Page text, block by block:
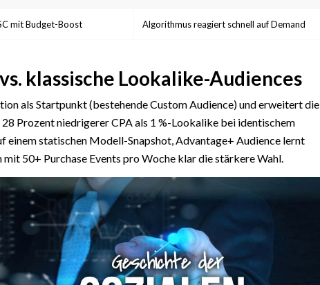
mit Budget-Boost Algorithmus reagiert schnell auf Demand
klassische Lookalike-Audiences
als Startpunkt (bestehende Custom Audience) und erweitert die
Prozent niedrigerer CPA als 1 %-Lookalike bei identischem
einem statischen Modell-Snapshot, Advantage+ Audience lernt
50+ Purchase Events pro Woche klar die stärkere Wahl.